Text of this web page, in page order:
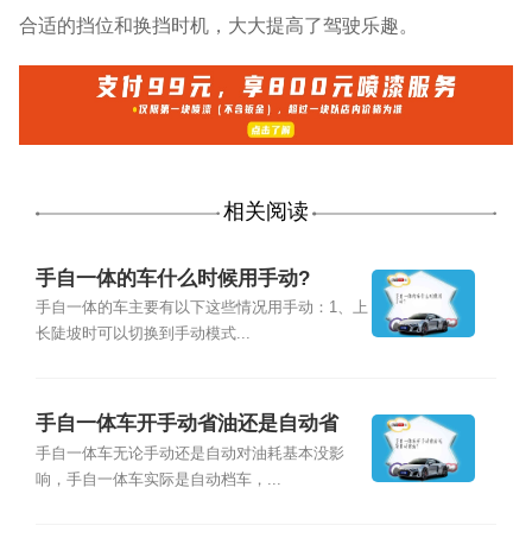
合适的挡位和换挡时机，大大提高了驾驶乐趣。
相关阅读
手自一体的车什么时候用手动?
手自一体的车主要有以下这些情况用手动：1、上
长陡坡时可以切换到手动模式...
手自一体车开手动省油还是自动省
油？
手自一体车无论手动还是自动对油耗基本没影
响，手自一体车实际是自动档车，...